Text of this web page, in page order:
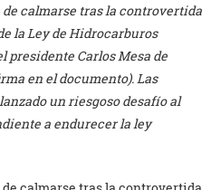
calmarse tras la controvertida
la Ley de Hidrocarburos
presidente Carlos Mesa de
en el documento). Las
un riesgoso desafío al
a endurecer la ley